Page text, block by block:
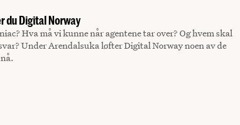
du Digital Norway
Hva må vi kunne når agentene tar over? Og hvem skal
Under Arendalsuka løfter Digital Norway noen av de